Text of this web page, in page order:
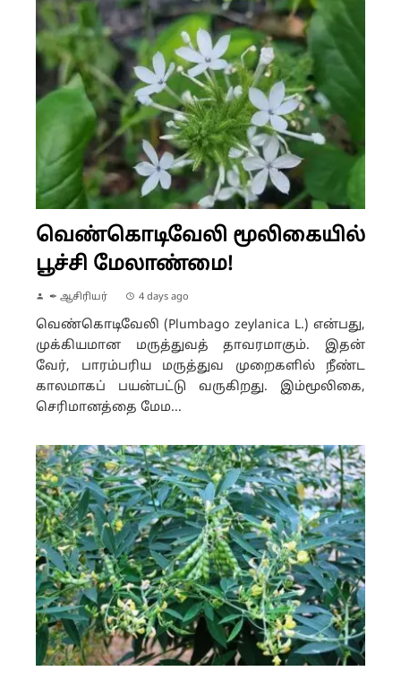
வெண்கொடிவேலி மூலிகையில்
பூச்சி மேலாண்மை!
✒ ஆசிரியர் 4 days ago
வெண்கொடிவேலி (Plumbago zeylanica L.) என்பது,
முக்கியமான மருத்துவத் தாவரமாகும். இதன்
வேர், பாரம்பரிய மருத்துவ முறைகளில் நீண்ட
காலமாகப் பயன்பட்டு வருகிறது. இம்மூலிகை,
செரிமானத்தை மேம...